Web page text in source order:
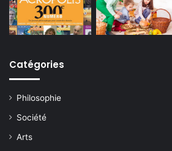
Catégories
Philosophie
Société
Arts